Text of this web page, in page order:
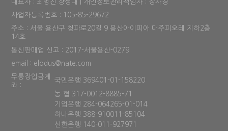
대표자 : 최병진.장성대 | 개인정보관리책임자 : 장자경
사업자등록번호 : 105-85-29672
주소 : 서울 용산구 청파로20길 9 용산아이피아 대주피오레 지하2층
14호
통신판매업 신고 : 2017-서울용산-0279
email : elodus@nate.com
무통장입금계
좌 :
국민은행 369401-01-158220
농 협 317-0012-8885-71
기업은행 284-064265-01-014
하나은행 388-910011-85104
신한은행 140-011-927971